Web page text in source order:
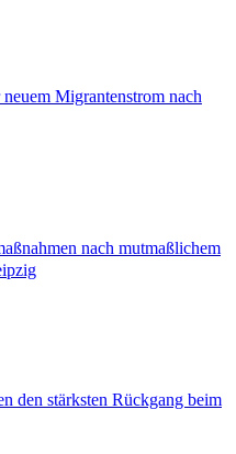
Migrantenstrom nach
nach mutmaßlichem
den stärksten Rückgang beim